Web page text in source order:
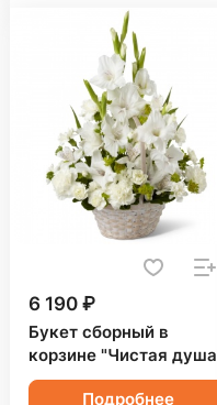
6 190 ₽
Букет сборный в
корзине "Чистая
Подробнее